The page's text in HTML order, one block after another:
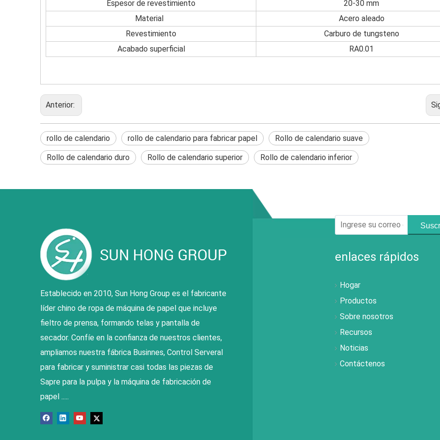
Espesor de revestimiento
20-30 mm
Material
Acero aleado
Revestimiento
Carburo de tungsteno
Acabado superficial
RA0.01
Anterior:
rollo de calendario rollo de calendario para fabricar papel Rollo de calendario suave
Rollo de calendario duro Rollo de calendario superior Rollo de calendario inferior
Establecido en 2010, Sun Hong Group es el fabricante
líder chino de ropa de máquina de papel que incluye
fieltro de prensa, formando telas y pantalla de
secador. Confíe en la confianza de nuestros clientes,
ampliamos nuestra fábrica Businnes, Control Serveral
para fabricar y suministrar casi todas las piezas de
Sapre para la pulpa y la máquina de fabricación de
papel .....
enlaces rápidos
Hogar
Productos
Sobre nosotros
Recursos
Noticias
Contáctenos